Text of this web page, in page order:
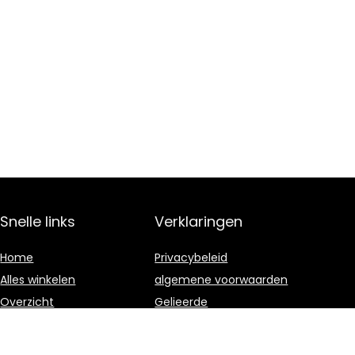
Snelle links
Home
Alles winkelen
Overzicht
Verklaringen
Privacybeleid
algemene voorwaarden
Gelieerde